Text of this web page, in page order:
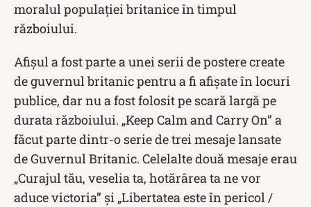
moralul populației britanice în timpul
războiului.
Afișul a fost parte a unei serii de postere create
de guvernul britanic pentru a fi afișate în locuri
publice, dar nu a fost folosit pe scară largă pe
durata războiului. „Keep Calm and Carry On” a
făcut parte dintr-o serie de trei mesaje lansate
de Guvernul Britanic. Celelalte două mesaje erau
„Curajul tău, veselia ta, hotărârea ta ne vor
aduce victoria” și „Libertatea este în pericol /